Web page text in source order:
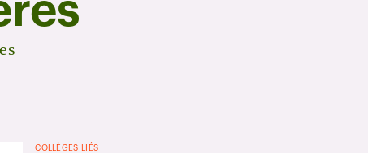
COLLÈGES LIÉS